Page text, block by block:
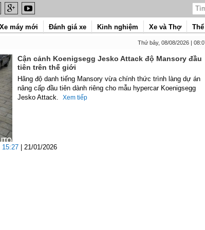
Xe máy mới Đánh giá xe Kinh nghiệm Xe và Thợ
Thứ bảy, 08/08/2026 |
Cận cảnh Koenigsegg Jesko Attack độ Mansory đầu
tiên trên thế giới
15:27 | 21/01/2026
Hãng độ danh tiếng Mansory vừa chính thức trình làng dự án
nâng cấp đầu tiên dành riêng cho mẫu hypercar Koenigsegg
Jesko Attack. Xem tiếp